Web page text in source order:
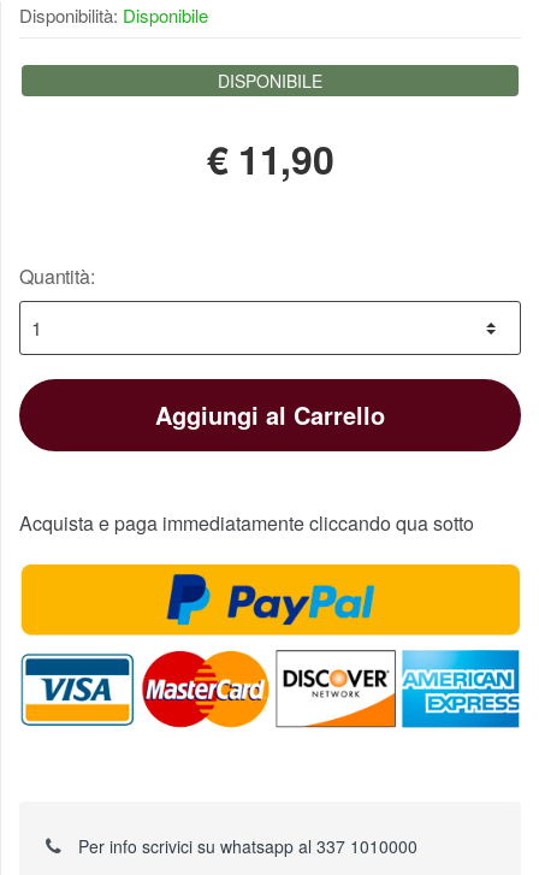
Disponibilità: Disponibile
DISPONIBILE
€ 11,90
Quantità:
Aggiungi al Carrello
Acquista e paga immediatamente cliccando qua sotto
Per info scrivici su whatsapp al 337 1010000